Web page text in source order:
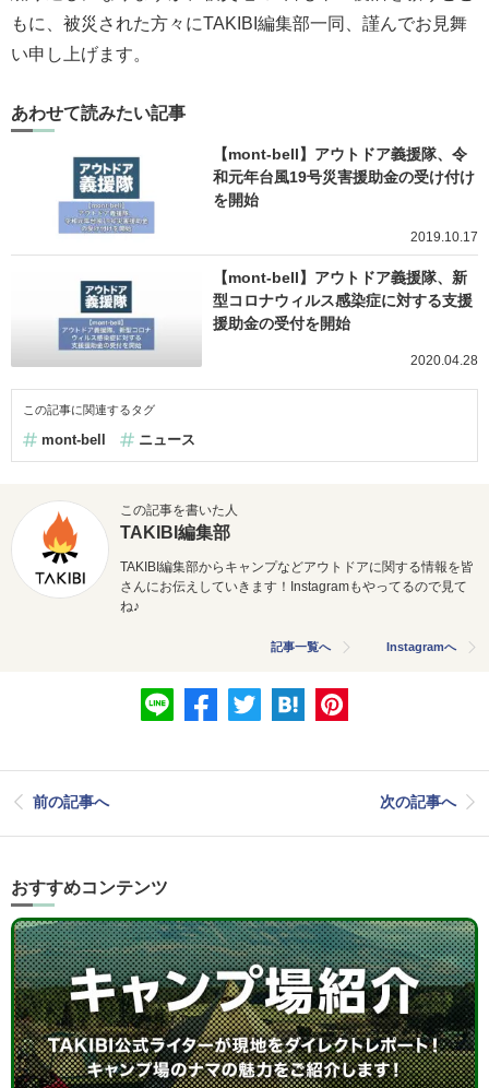
もに、被災された方々にTAKIBI編集部一同、謹んでお見舞
い申し上げます。
あわせて読みたい記事
【mont-bell】アウトドア義援隊、令
和元年台風19号災害援助金の受け付け
を開始
2019.10.17
【mont-bell】アウトドア義援隊、新
型コロナウィルス感染症に対する支援
援助金の受付を開始
2020.04.28
この記事に関連するタグ
mont-bell ニュース
この記事を書いた人
TAKIBI編集部
TAKIBI編集部からキャンプなどアウトドアに関する情報を皆
さんにお伝えしていきます！Instagramもやってるので見て
ね♪
記事一覧へ Instagramへ
前の記事へ 次の記事へ
おすすめコンテンツ